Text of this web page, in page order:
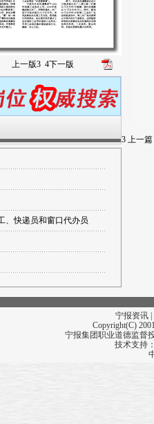
上一版3 4下一版
、快递员和窗口代办员
3 上一篇
宁报资讯
Copyright(C)
宁报集团职业道德监督
技术支持